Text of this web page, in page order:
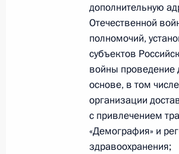
Заседание
и комиссий
экономического
29 мая 2024 года,
Президент
Российской
дополнительную
Отечественной
полномочий,
субъектов
войны проведение
основе, в том
организации
с привлечением
«Демография» и
здравоохранения;